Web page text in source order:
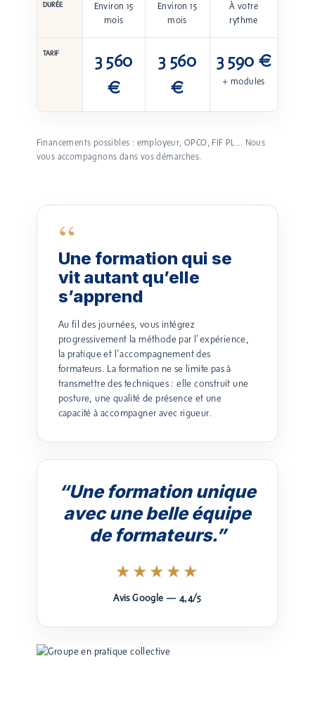
DURÉE
Environ 15
mois
Environ 15
mois
À votre
rythme
TARIF
3 560
€
3 560
€
3 590 €
+ modules
Financements possibles : employeur, OPCO, FIF PL… Nous
vous accompagnons dans vos démarches.
“
Une formation qui se
vit autant qu’elle
s’apprend
Au fil des journées, vous intégrez
progressivement la méthode par l’expérience,
la pratique et l’accompagnement des
formateurs. La formation ne se limite pas à
transmettre des techniques : elle construit une
posture, une qualité de présence et une
capacité à accompagner avec rigueur.
“Une formation unique
avec une belle équipe
de formateurs.”
★★★★★
Avis Google — 4,4/5